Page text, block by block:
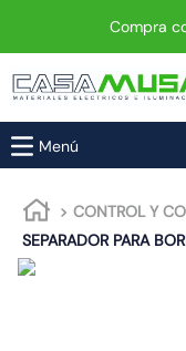
Compra
CONTROL Y
SEPARADOR PARA